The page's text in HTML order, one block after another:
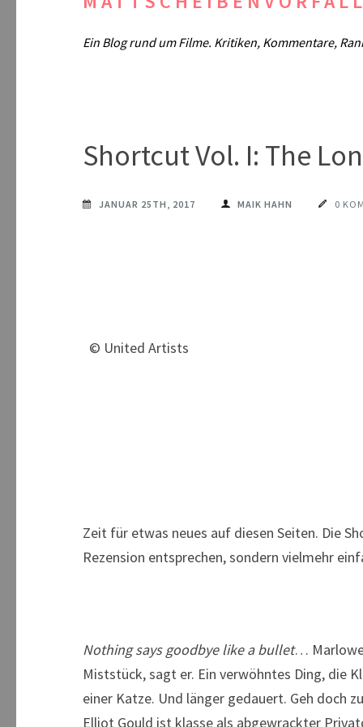
Ein Blog rund um Filme. Kritiken, Kommentare,
Shortcut Vol. I: The
JANUAR 25TH, 2017 MAIK HAHN 0
© United Artists
Zeit für etwas neues auf diesen Seiten. Die
Rezension entsprechen, sondern vielmehr
Nothing says goodbye like a bullet… Marlowe
Miststück, sagt er. Ein verwöhntes Ding, die
einer Katze. Und länger gedauert. Geh doch
Elliot Gould ist klasse als abgewrackter